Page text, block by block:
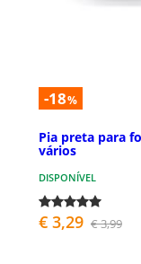
-18%
Pia preta para
vários
DISPONÍVEL
€ 3,29 € 3,99